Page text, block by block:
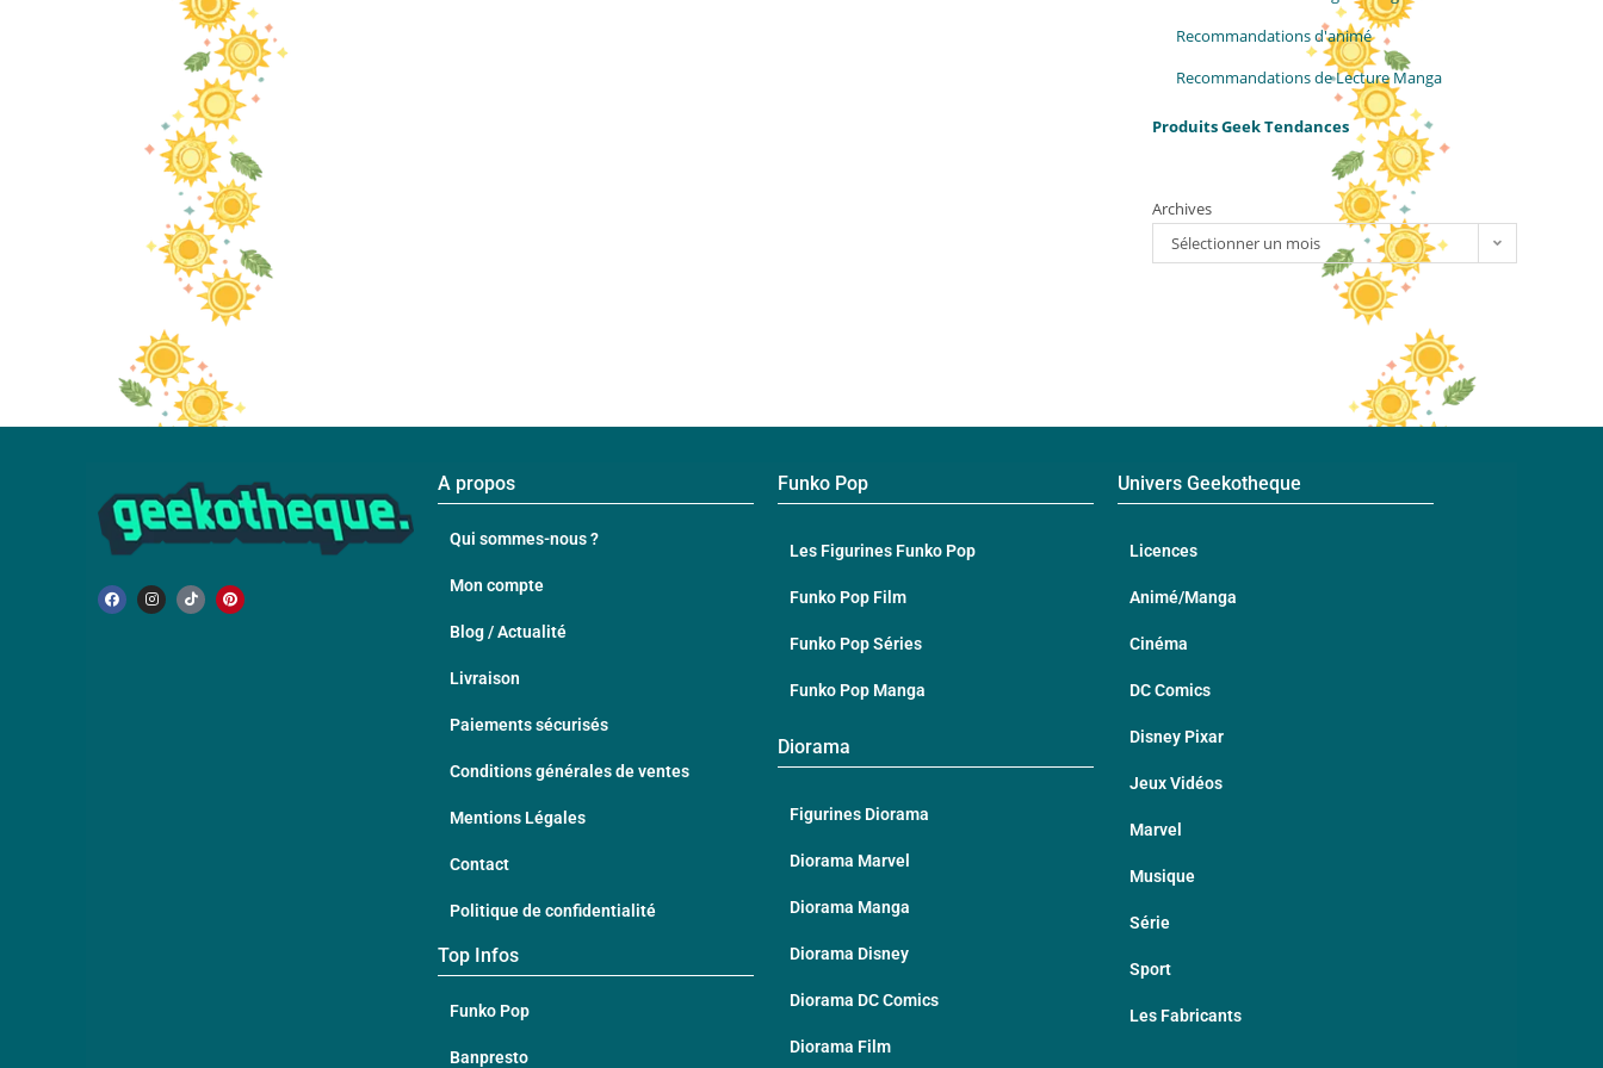
Recommandations d'animé
Recommandations de Lecture Manga
Produits Geek Tendances
Archives
Sélectionner un mois
A propos
Qui sommes-nous ?
Mon compte
Blog / Actualité
Livraison
Paiements sécurisés
Conditions générales de ventes
Mentions Légales
Contact
Politique de confidentialité
Top Infos
Funko Pop
Banpresto
Funko Pop
Les Figurines Funko Pop
Funko Pop Film
Funko Pop Séries
Funko Pop Manga
Diorama
Figurines Diorama
Diorama Marvel
Diorama Manga
Diorama Disney
Diorama DC Comics
Diorama Film
Univers Geekotheque
Licences
Animé/Manga
Cinéma
DC Comics
Disney Pixar
Jeux Vidéos
Marvel
Musique
Série
Sport
Les Fabricants